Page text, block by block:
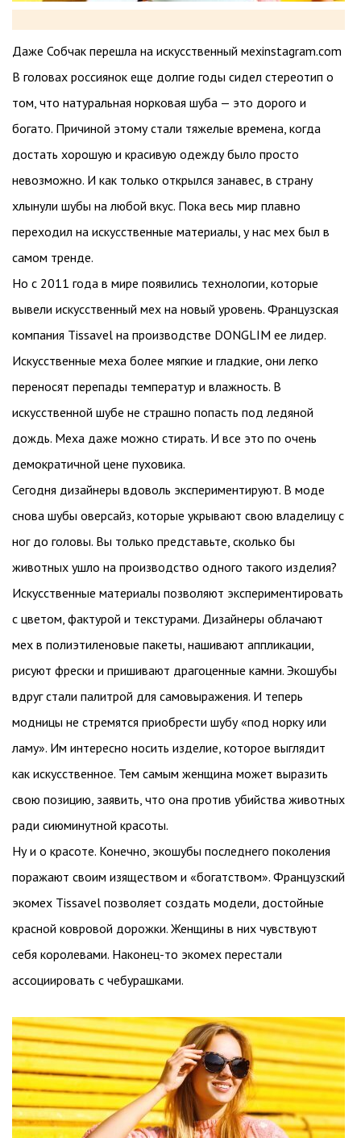
Даже Собчак перешла на искусственный мехinstagram.com
В головах россиянок еще долгие годы сидел стереотип о
том, что натуральная норковая шуба — это дорого и
богато. Причиной этому стали тяжелые времена, когда
достать хорошую и красивую одежду было просто
невозможно. И как только открылся занавес, в страну
хлынули шубы на любой вкус. Пока весь мир плавно
переходил на искусственные материалы, у нас мех был в
самом тренде.
Но с 2011 года в мире появились технологии, которые
вывели искусственный мех на новый уровень. Французская
компания Tissavel на производстве DONGLIM ее лидер.
Искусственные меха более мягкие и гладкие, они легко
переносят перепады температур и влажность. В
искусственной шубе не страшно попасть под ледяной
дождь. Меха даже можно стирать. И все это по очень
демократичной цене пуховика.
Сегодня дизайнеры вдоволь экспериментируют. В моде
снова шубы оверсайз, которые укрывают свою владелицу с
ног до головы. Вы только представьте, сколько бы
животных ушло на производство одного такого изделия?
Искусственные материалы позволяют экспериментировать
с цветом, фактурой и текстурами. Дизайнеры облачают
мех в полиэтиленовые пакеты, нашивают аппликации,
рисуют фрески и пришивают драгоценные камни. Экошубы
вдруг стали палитрой для самовыражения. И теперь
модницы не стремятся приобрести шубу «под норку или
ламу». Им интересно носить изделие, которое выглядит
как искусственное. Тем самым женщина может выразить
свою позицию, заявить, что она против убийства животных
ради сиюминутной красоты.
Ну и о красоте. Конечно, экошубы последнего поколения
поражают своим изяществом и «богатством». Французский
экомех Tissavel позволяет создать модели, достойные
красной ковровой дорожки. Женщины в них чувствуют
себя королевами. Наконец-то экомех перестали
ассоциировать с чебурашками.